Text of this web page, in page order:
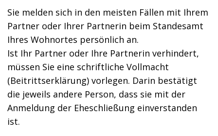
Sie melden sich in den meisten Fällen mit Ihrem
Partner oder Ihrer Partnerin beim Standesamt
Ihres Wohnortes persönlich an.
Ist Ihr Partner oder Ihre Partnerin verhindert,
müssen Sie eine schriftliche Vollmacht
(Beitrittserklärung) vorlegen. Darin bestätigt
die jeweils andere Person, dass sie mit der
Anmeldung der Eheschließung einverstanden
ist.